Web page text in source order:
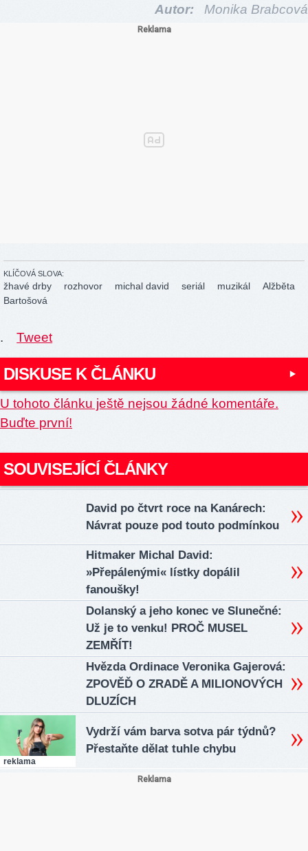
Autor: Monika Brabcová
KLÍČOVÁ SLOVA:
žhavé drby rozhovor michal david seriál muzikál
Alžběta
Bartošová
. Tweet
DISKUSE K ČLÁNKU
U tohoto článku ještě nejsou žádné komentáře.
Buďte první!
SOUVISEJÍCÍ ČLÁNKY
David po čtvrt roce na Kanárech:
Návrat pouze pod touto podmínkou
Hitmaker Michal David:
»Přepálenými« lístky dopálil
fanoušky!
Dolanský a jeho konec ve Slunečné:
Už je to venku! PROČ MUSEL
ZEMŘÍT!
Hvězda Ordinace Veronika Gajerová:
ZPOVĚĎ O ZRADĚ A MILIONOVÝCH
DLUZÍCH
reklama
Vydrží vám barva sotva pár týdnů?
Přestaňte dělat tuhle chybu